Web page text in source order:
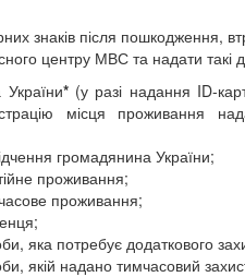
знаків після пошкодження,
центру МВС та надати такі
*(у разі надання ID-
місця проживання
громадянина України;
проживання;
проживання;
яка потребує додаткового
якій надано тимчасовий